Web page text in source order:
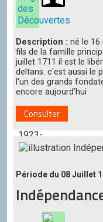
Meredith
Gwena-
1903-
1923
Edward
Roberts
the
second-
1923-
1943
Erwan
1943-
Description : né le 16
fils de la famille
juillet 1711 il est le
deltans. c'est aussi le
l'un des grands
encore aujourd’hui
Consulter
Période du 08 Juillet